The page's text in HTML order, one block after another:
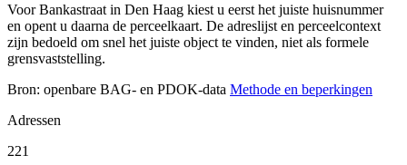
Voor Bankastraat in Den Haag kiest u eerst het juiste huisnummer
en opent u daarna de perceelkaart. De adreslijst en perceelcontext
zijn bedoeld om snel het juiste object te vinden, niet als formele
grensvaststelling.
Bron: openbare BAG- en PDOK-data Methode en beperkingen
Adressen
221